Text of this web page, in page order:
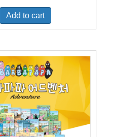
was:
$500.00.
is:
Add to cart